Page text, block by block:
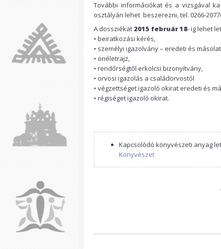
További információkat és a vizsgával
osztályán lehet beszerezni, tel. 0266-
A dossziékat 2015 február 18- ig lehet
• beiratkozási kérés,
• személyi igazolvány – eredeti és
• önéletrajz,
• rendőrségtől erkölcsi bizonyítvány,
• orvosi igazolás a családorvostól
• végzettséget igazoló okirat eredeti és
• régiséget igazoló okirat.
Kapcsolódó könyvészeti anyag
Könyvészet